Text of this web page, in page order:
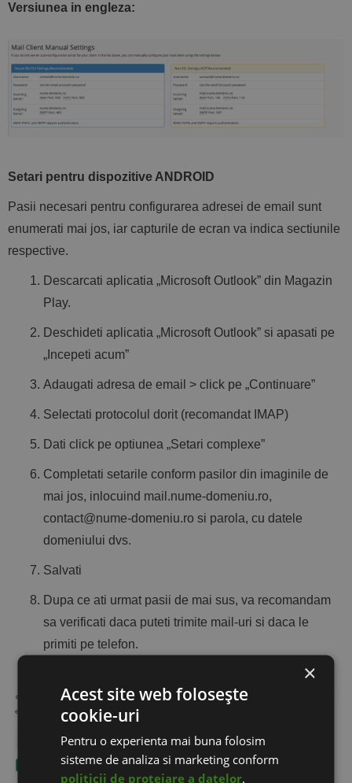
Versiunea in engleza:
Setari pentru dispozitive ANDROID
Pasii necesari pentru configurarea adresei de email sunt
enumerati mai jos, iar capturile de ecran va indica sectiunile
respective.
Descarcati aplicatia „Microsoft Outlook” din Magazin
Play.
Deschideti aplicatia „Microsoft Outlook” si apasati pe
„Incepeti acum”
Adaugati adresa de email > click pe „Continuare”
Selectati protocolul dorit (recomandat IMAP)
Dati click pe optiunea „Setari complexe”
Completati setarile conform pasilor din imaginile de
mai jos, inlocuind mail.nume-domeniu.ro,
contact@nume-domeniu.ro si parola, cu datele
domeniului dvs.
Salvati
Dupa ce ati urmat pasii de mai sus, va recomandam
sa verificati daca puteti trimite mail-uri si daca le
primiti pe telefon.
×
Acest site web folosește
cookie-uri
Pentru o experienta mai buna folosim
sisteme de analiza si marketing conform
politicii de protejare a datelor.